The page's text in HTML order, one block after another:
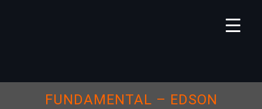
FUNDAMENTAL – EDSON